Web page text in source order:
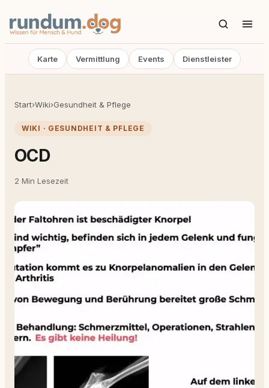
Karte Vermittlung Events Dienstleister
Start›Wiki›Gesundheit & Pflege
WIKI · GESUNDHEIT & PFLEGE
OCD
2 Min Lesezeit